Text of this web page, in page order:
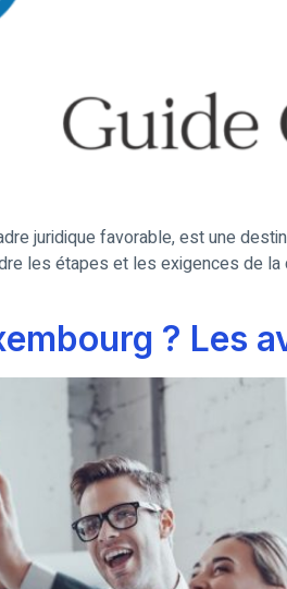
juridique favorable, est une
les étapes et les exigences de
? Les